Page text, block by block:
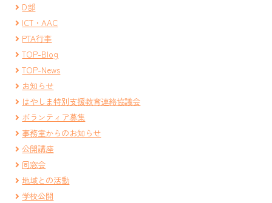
D部
ICT・AAC
PTA行事
TOP-Blog
TOP-News
お知らせ
はやしま特別支援教育連絡協議会
ボランティア募集
事務室からのお知らせ
公開講座
同窓会
地域との活動
学校公開